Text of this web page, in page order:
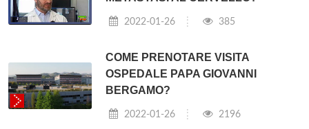
2022-01-26 385
COME PRENOTARE VISITA
OSPEDALE PAPA GIOVANNI
BERGAMO?
2022-01-26 2196